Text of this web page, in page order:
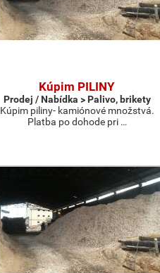
Kúpim PILINY
Prodej / Nabídka > Palivo, brikety
Kúpim piliny- kamiónové množstvá.
Platba po dohode pri …